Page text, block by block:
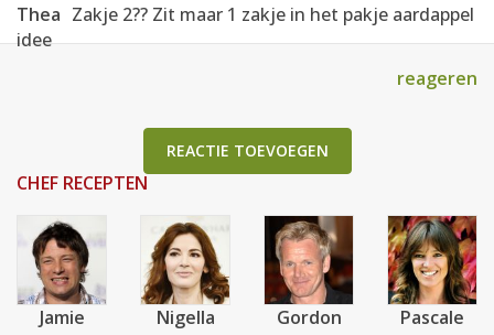
Thea Zakje 2?? Zit maar 1 zakje in het pakje aardappel
idee
reageren
REACTIE TOEVOEGEN
CHEF RECEPTEN
Jamie Nigella Gordon Pascale